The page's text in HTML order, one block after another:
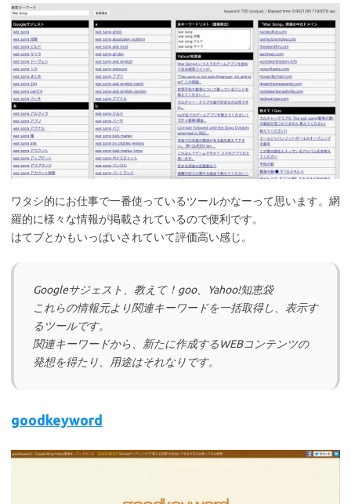
ワタシ的にお仕事で一番使っているツールかなーって思います。網
羅的に様々な情報が掲載されているので便利です。
はてブとかもいっぱいされていて評価高い感じ。
Googleサジェスト、教えて！goo、Yahoo!知恵袋
これらの情報元より関連キーワードを一括取得し、表示す
るツールです。
関連キーワードから、新たに作成するWEBコンテンツの
発想を得たり、用途はそれなりです。
goodkeyword